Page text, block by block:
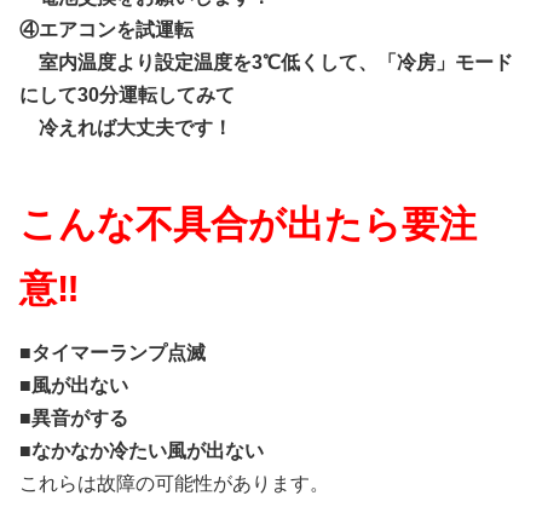
④エアコンを試運転
室内温度より設定温度を3℃低くして、「冷房」モード
にして30分運転してみて
冷えれば大丈夫です！
こんな不具合が出たら要注
意‼
■タイマーランプ点滅
■風が出ない
■異音がする
■なかなか冷たい風が出ない
これらは故障の可能性があります。